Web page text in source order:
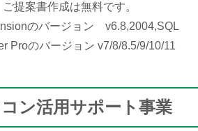
提案書作成は無料です。
のバージョン v6.8,2004,SQL
Proのバージョン v7/8/8.5/9/10/11
ン活用サポート事業